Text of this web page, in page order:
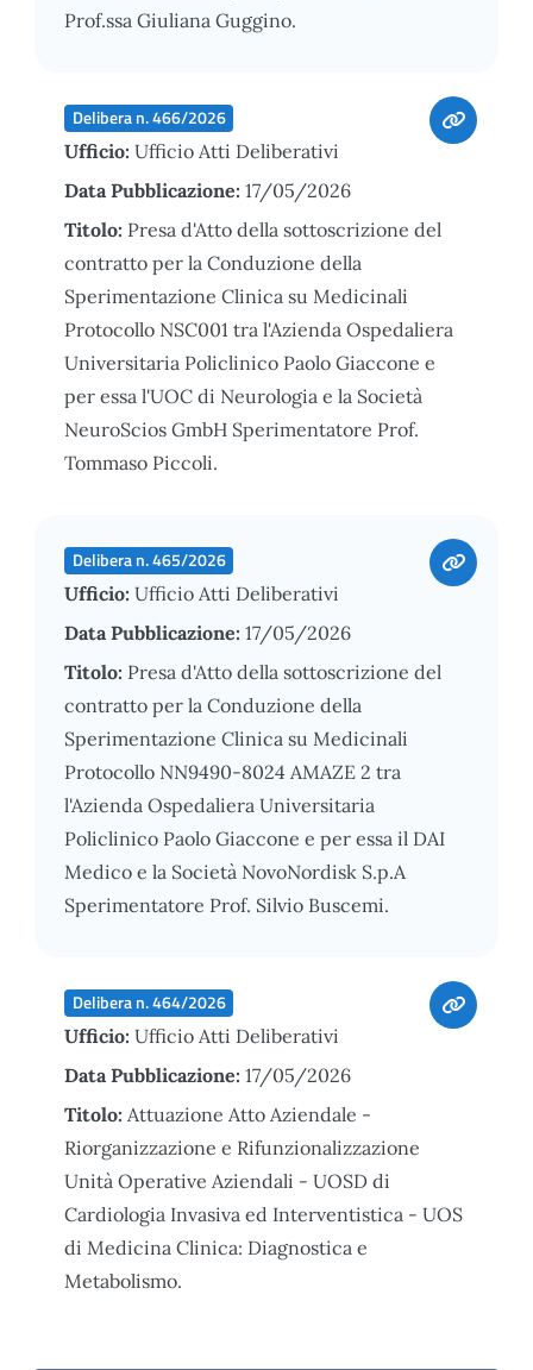
Prof.ssa Giuliana Guggino.
Delibera n. 466/2026
Ufficio: Ufficio Atti Deliberativi
Data Pubblicazione: 17/05/2026
Titolo: Presa d'Atto della sottoscrizione del
contratto per la Conduzione della
Sperimentazione Clinica su Medicinali
Protocollo NSC001 tra l'Azienda Ospedaliera
Universitaria Policlinico Paolo Giaccone e
per essa l'UOC di Neurologia e la Società
NeuroScios GmbH Sperimentatore Prof.
Tommaso Piccoli.
Delibera n. 465/2026
Ufficio: Ufficio Atti Deliberativi
Data Pubblicazione: 17/05/2026
Titolo: Presa d'Atto della sottoscrizione del
contratto per la Conduzione della
Sperimentazione Clinica su Medicinali
Protocollo NN9490-8024 AMAZE 2 tra
l'Azienda Ospedaliera Universitaria
Policlinico Paolo Giaccone e per essa il DAI
Medico e la Società NovoNordisk S.p.A
Sperimentatore Prof. Silvio Buscemi.
Delibera n. 464/2026
Ufficio: Ufficio Atti Deliberativi
Data Pubblicazione: 17/05/2026
Titolo: Attuazione Atto Aziendale -
Riorganizzazione e Rifunzionalizzazione
Unità Operative Aziendali - UOSD di
Cardiologia Invasiva ed Interventistica - UOS
di Medicina Clinica: Diagnostica e
Metabolismo.